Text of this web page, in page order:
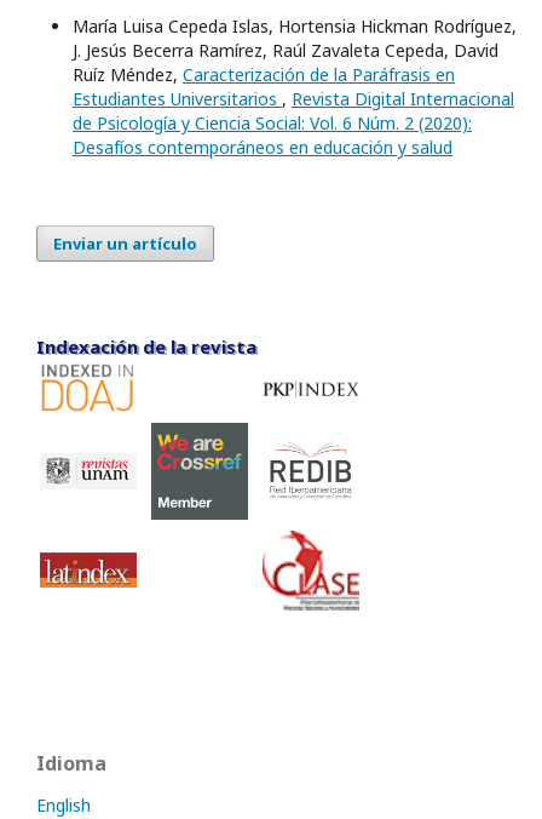
María Luisa Cepeda Islas, Hortensia Hickman Rodríguez,
J. Jesús Becerra Ramírez, Raúl Zavaleta Cepeda, David
Ruíz Méndez, Caracterización de la Paráfrasis en
Estudiantes Universitarios , Revista Digital Internacional
de Psicología y Ciencia Social: Vol. 6 Núm. 2 (2020):
Desafíos contemporáneos en educación y salud
Enviar un artículo
Indexación de la revista
Indexación de la revista
Idioma
English